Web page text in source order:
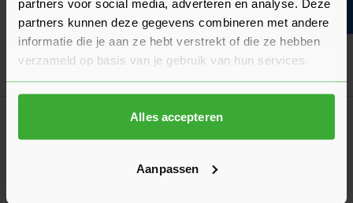
partners voor social media, adverteren en analyse. Deze
partners kunnen deze gegevens combineren met andere
informatie die je aan ze hebt verstrekt of die ze hebben
verzameld op basis van je gebruik van hun services.
Alles accepteren
Aanpassen
Tegels, natuursteen, terrazzo op hout
Vloerverwarming op hout
Entresolvloeren
Verhoogde vloeren
Vloerverwarmingslangen
Nu7,45 per stuk
Weber Vloeibare Zandcement
Vanaf13,50per zak